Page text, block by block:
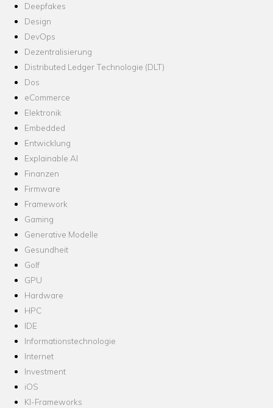
Deepfakes
Design
DevOps
Dezentralisierung
Distributed Ledger Technologie (DLT)
Dos
eCommerce
Elektronik
Embedded
Entwicklung
Explainable AI
Finanzen
Firmware
Framework
Gaming
Generative Modelle
Gesundheit
Golf
GPU
Hardware
HPC
IDE
Informationstechnologie
Internet
Investment
iOS
KI-Frameworks